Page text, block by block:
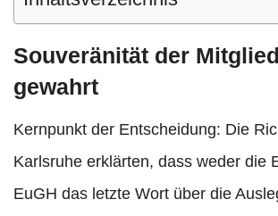
Souveränität der
gewahrt
Kernpunkt der Entscheidung: Die
Karlsruhe erklärten, dass weder die
EuGH das letzte Wort über die